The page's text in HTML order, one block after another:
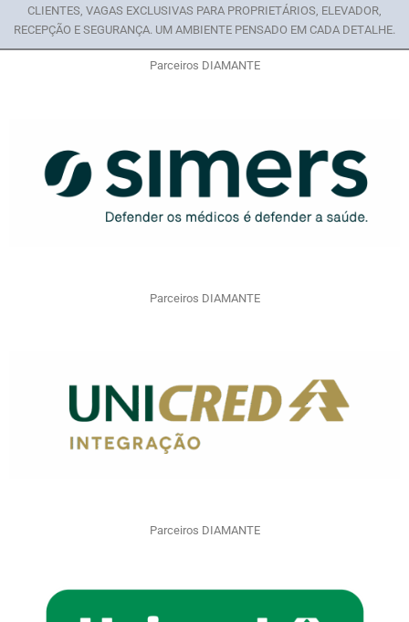
CLIENTES, VAGAS EXCLUSIVAS PARA PROPRIETÁRIOS, ELEVADOR,
RECEPÇÃO E SEGURANÇA. UM AMBIENTE PENSADO EM CADA DETALHE.
Parceiros DIAMANTE
Parceiros DIAMANTE
Parceiros DIAMANTE